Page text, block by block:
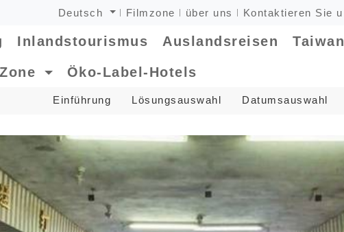
Deutsch Filmzone über uns Kontaktieren Sie
Inlandstourismus Auslandsreisen
Öko-Label-Hotels
Einführung Lösungsauswahl Datumsauswahl